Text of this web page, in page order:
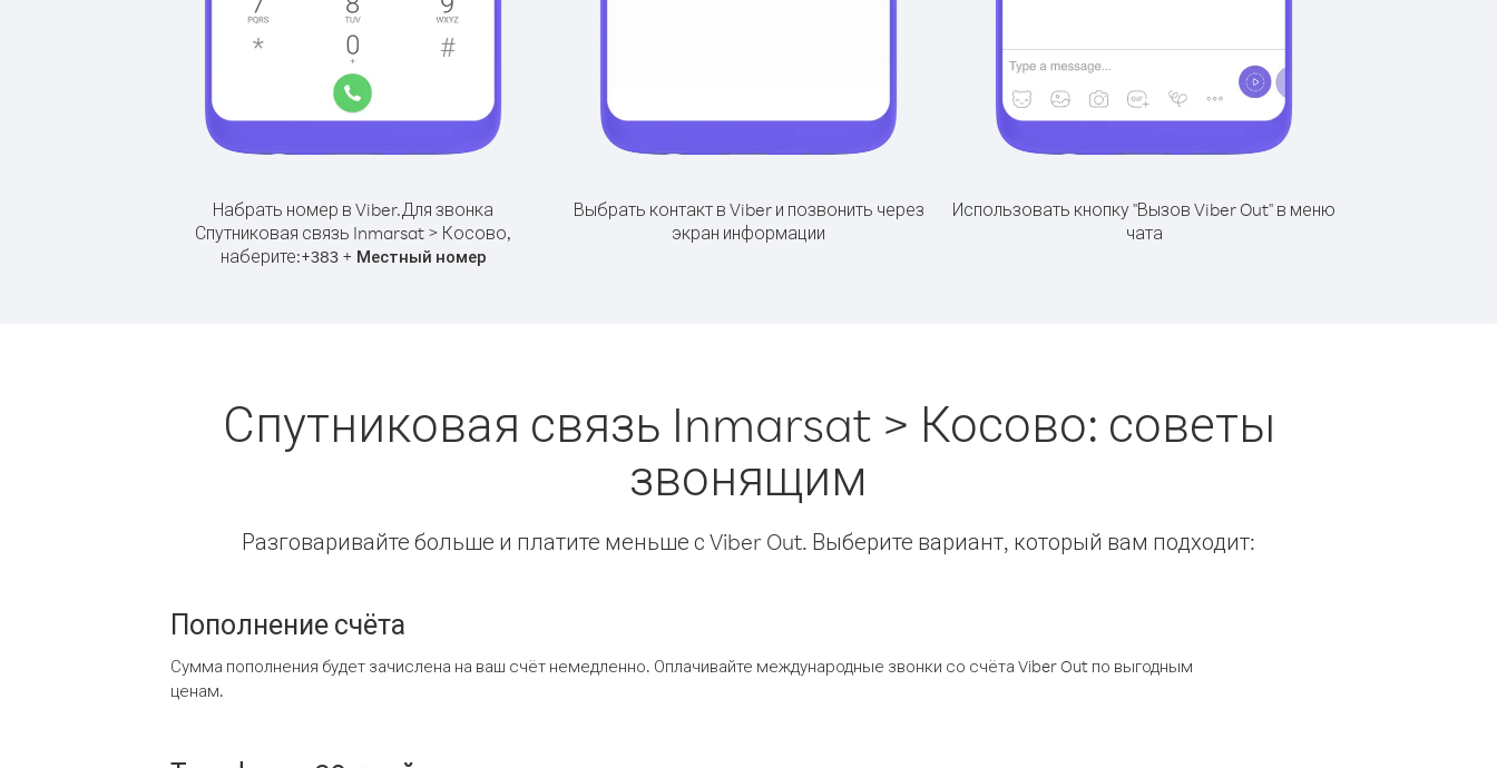
Набрать номер в Viber.Для звонка
Спутниковая связь Inmarsat > Косово,
наберите:+383+ Местный номер
Выбрать контакт в Viber и позвонить через
экран информации
Использовать кнопку "Вызов Viber Out" в меню
чата
Спутниковая связь Inmarsat > Косово: советы
звонящим
Разговаривайте больше и платите меньше с Viber Out. Выберите вариант, который вам подходит:
Пополнение счёта
Сумма пополнения будет зачислена на ваш счёт немедленно. Оплачивайте международные звонки со счёта Viber Out по выгодным
ценам.